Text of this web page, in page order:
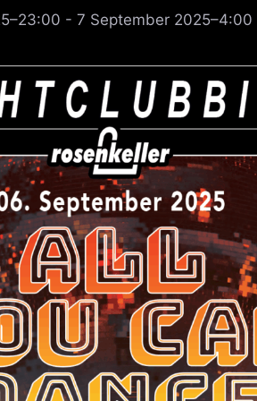
- 7 September 2025–4:00